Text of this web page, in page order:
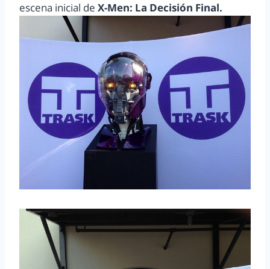
escena inicial de X-Men: La Decisión Final.